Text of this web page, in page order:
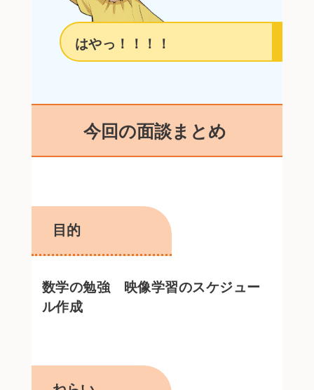
はやっ！！！！
今回の面談まとめ
目的
数学の勉強 映像学習のスケジュー
ル作成